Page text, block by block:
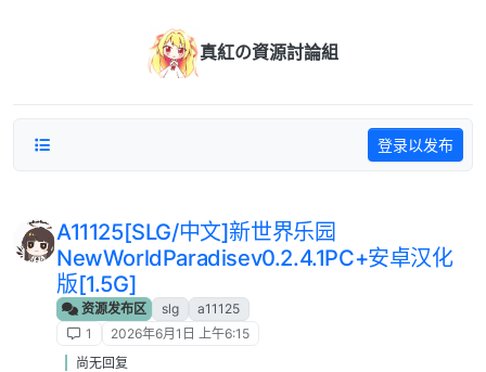
真紅の資源討論組
登录以发布
A11125[SLG/中文]新世界乐园
NewWorldParadisev0.2.4.1PC+安卓汉化
版[1.5G]
资源发布区 slg
a11125
1
2026年6月1日 上午6:15
尚无回复